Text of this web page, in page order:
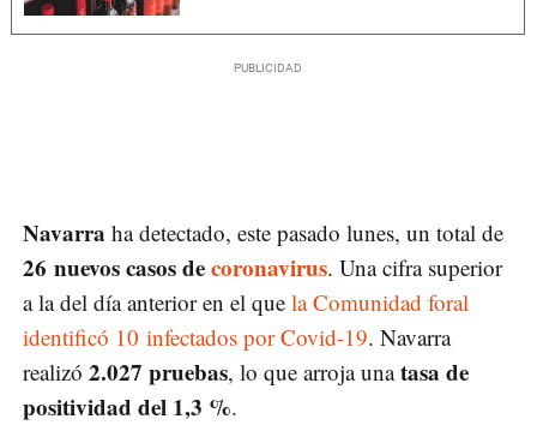
Navarra ha detectado, este pasado lunes, un total de
26 nuevos casos decoronavirus. Una cifra superior
a la del día anterior en el que la Comunidad foral
identificó 10 infectados por Covid-19. Navarra
realizó 2.027 pruebas, lo que arroja unatasa de
positividad del 1,3 %.